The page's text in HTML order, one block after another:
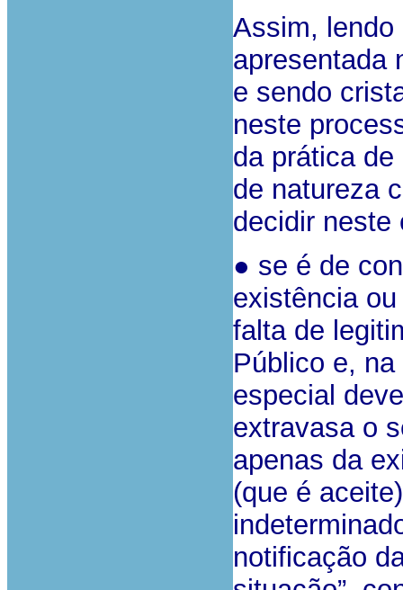
Assim, lendo
apresentada
e sendo
neste
da prática
de natureza
decidir neste
● se é de
existência
falta de
Público e,
especial
extravasa o
apenas da
(que é
notificação